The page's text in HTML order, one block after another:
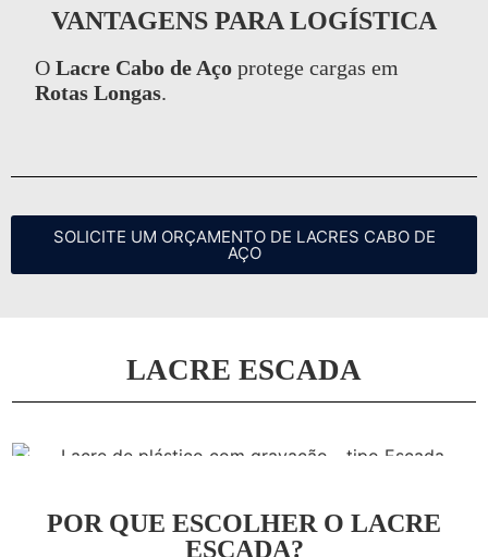
VANTAGENS PARA LOGÍSTICA
O Lacre Cabo de Aço protege cargas em
Rotas Longas.
SOLICITE UM ORÇAMENTO DE LACRES CABO DE
AÇO
LACRE ESCADA
POR QUE ESCOLHER O LACRE
ESCADA?